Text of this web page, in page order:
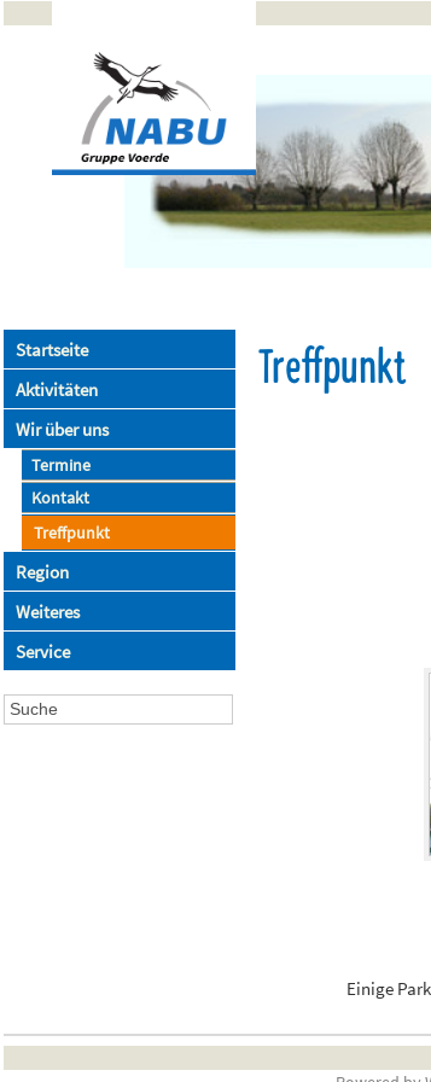
Startseite
Aktivitäten
Wir über uns
Termine
Kontakt
Treffpunkt
Region
Weiteres
Service
Treffpunkt
Einige